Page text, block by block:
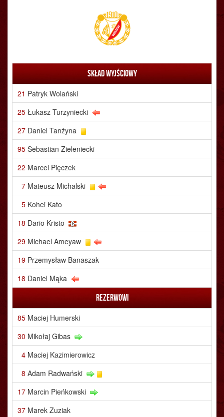
Skład wyjściowy
21 Patryk Wolański
25 Łukasz Turzyniecki
27 Daniel Tanżyna
95 Sebastian Zieleniecki
22 Marcel Pięczek
7 Mateusz Michalski
5 Kohei Kato
18 Dario Kristo
29 Michael Ameyaw
19 Przemysław Banaszak
18 Daniel Mąka
Rezerwowi
85 Maciej Humerski
30 Mikołaj Gibas
4 Maciej Kazimierowicz
8 Adam Radwański
17 Marcin Pieńkowski
37 Marek Zuziak